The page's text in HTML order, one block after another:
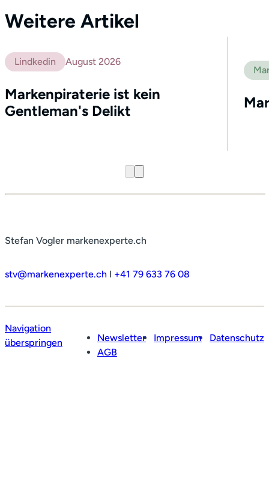
Weitere Artikel
Lindkedin August 2026
Markenpiraterie ist kein
Gentleman's Delikt
Stefan Vogler markenexperte.ch
stv@markenexperte.ch I +41 79 633 76 08
Navigation
überspringen
Newsletter Impressum
Datenschutz
AGB